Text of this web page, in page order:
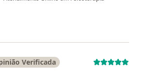
Azevedo
Verificada